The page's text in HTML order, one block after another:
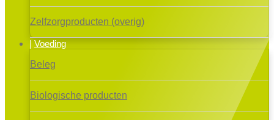
Zelfzorgproducten (overig)
Voeding
Beleg
Biologische producten